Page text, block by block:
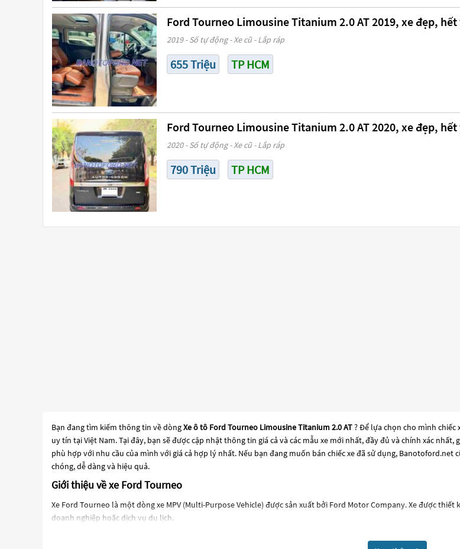
Ford Tourneo Limousine Titanium 2.0 AT 2019, xe đẹp, hết
2019 - Số tự động - Xe cũ - Lắp ráp
655 Triệu TP HCM
Ford Tourneo Limousine Titanium 2.0 AT 2020, xe đẹp, hết
2020 - Số tự động - Xe cũ - Lắp ráp
790 Triệu TP HCM
Bạn đang tìm kiếm thông tin về dòngXe ô tô Ford Tourneo Limousine Titanium 2.0 AT? Để lựa chọn cho mình
uy tín tại Việt Nam. Tại đây, bạn sẽ được cập nhật thông tin giá cả và các mẫu xe mới nhất, đầy đủ và chính xác
phù hợp với nhu cầu của mình với giá cả hợp lý nhất. Nếu bạn đang muốn bán chiếc xe đã sử dụng,
chóng, dễ dàng và hiệu quả.
Giới thiệu về xe Ford Tourneo
Xe Ford Tourneo là một dòng xe MPV (Multi-Purpose Vehicle) được sản xuất bởi Ford Motor Company. Xe được
doanh nghiệp hoặc dịch vụ du lịch.